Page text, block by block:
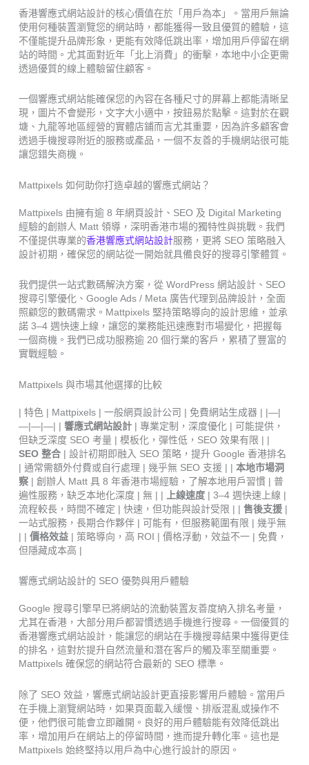
香港響應式網站設計的核心價值在於「用戶為本」。當用戶無論
使用何種裝置瀏覽您的網站時，都能獲得一致且優質的體驗，這
不僅能提升品牌形象，更能有效降低跳出率，增加用戶停留在網
站的時間。尤其面對近年「北上消費」的衝擊，本地中小企更需
透過優質的線上體驗留住顧客。
一個響應式網站能確保您的內容在各種尺寸的屏幕上都能清晰呈
現，圖片不會變形，文字大小適中，按鈕易於點擊。這對於在觀
塘、九龍等地區經營的實體店鋪而言尤其重要，因為許多顧客會
透過手機搜尋附近的服務或產品，一個不友善的手機網站很可能
讓您錯失商機。
Mattpixels 如何助你打造卓越的響應式網站？
Mattpixels 由擁有逾 8 年網頁設計、SEO 及 Digital Marketing
經驗的創辦人 Matt 領導，深明香港市場的獨特性與挑戰。我們
不僅提供專業的香港響應式網站設計服務，更將 SEO 策略融入
設計初期，確保您的網站從一開始就具備良好的搜尋引擎體質。
我們提供一站式數碼解決方案，從 WordPress 網站設計、SEO
搜尋引擎優化、Google Ads / Meta 廣告代理到品牌設計，全面
照顧您的數碼需求。Mattpixels 堅持策略導向的設計思維，並承
諾 3–4 週快速上線，讓您的業務能迅速應對市場變化，把握每
一個商機。我們已成功服務逾 20 個行業的客戶，累積了豐富的
實戰經驗。
Mattpixels 與市場其他選擇的比較
| 特色 | Mattpixels | 一般網頁設計公司 | 免費網站生成器 | |—|
—|—|—| |響應式網站設計 | 專業定制，深度優化 | 可能提供，
但缺乏深度 SEO 考量 | 模板化，彈性低，SEO 效果有限 | |
SEO 整合 | 設計初期即融入 SEO 策略，提升 Google 香港排名
| 通常需額外付費或自行處理 | 幾乎無 SEO 支援 | |本地市場洞
察 | 創辦人 Matt 具 8 年香港市場經驗，了解本地用戶習慣 | 普
遍性服務，缺乏本地化深度 | 無 | |
上線速度 | 3–4 週快速上線 |
流程較長，時間不確定 | 快速，但功能與設計受限 | |售後支援 |
一站式服務，長期合作夥伴 | 可能有，但服務範圍有限 | 幾乎無
| |價格效益 | 策略導向，高 ROI | 價格浮動，效益不一 | 免費，
但隱藏成本高 |
響應式網站設計的 SEO 優勢與用戶體驗
Google 搜尋引擎早已將網站的流動裝置友善度納入排名考量，
尤其在香港，大部分用戶都習慣透過手機進行搜尋。一個優質的
香港響應式網站設計，能讓您的網站在手機搜尋結果中獲得更佳
的排名，這對於提升自然流量和潛在客戶的觸及率至關重要。
Mattpixels 確保您的網站符合最新的 SEO 標準。
除了 SEO 效益，響應式網站設計更直接影響用戶體驗。當用戶
在手機上瀏覽網站時，如果頁面載入緩慢、排版混亂或操作不
便，他們很可能會立即離開。良好的用戶體驗能有效降低跳出
率，增加用戶在網站上的停留時間，進而提升轉化率。這也是
Mattpixels 始終堅持以用戶為中心進行設計的原因。